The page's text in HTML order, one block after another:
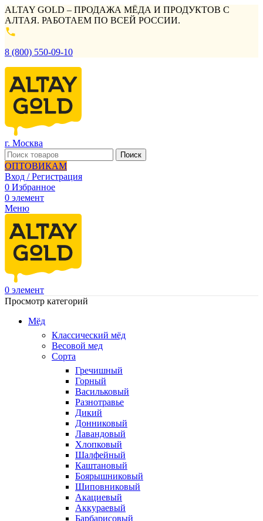
ALTAY GOLD – ПРОДАЖА МЁДА И ПРОДУКТОВ С
АЛТАЯ. РАБОТАЕМ ПО ВСЕЙ РОССИИ.
8 (800) 550-09-10
г. Москва
Поиск
ОПТОВИКАМ
Вход / Регистрация
0 Избранное
0 элемент
Меню
0 элемент
Просмотр категорий
Мёд
Классический мёд
Весовой мед
Сорта
Гречишный
Горный
Васильковый
Разнотравье
Дикий
Донниковый
Лавандовый
Хлопковый
Шалфейный
Каштановый
Боярышниковый
Шиповниковый
Акациевый
Аккураевый
Барбарисовый